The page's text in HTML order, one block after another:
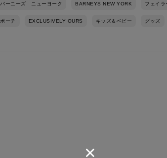
バーニーズ ニューヨーク BARNEYS NEW YORK フェイラ
ポーチ EXCLUSIVELY OURS キッズ＆ベビー グッズ